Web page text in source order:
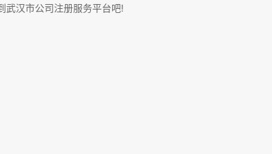
武汉市公司注册服务平台吧!